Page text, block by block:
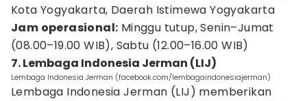
Kota Yogyakarta, Daerah Istimewa Yogyakarta
Jam operasional: Minggu tutup, Senin–Jumat
(08.00–19.00 WIB), Sabtu (12.00–16.00 WIB)
7. Lembaga Indonesia Jerman (LIJ)
Lembaga Indonesia Jerman (facebook.com/lembagaindonesiajerman)
Lembaga Indonesia Jerman (LIJ) memberikan